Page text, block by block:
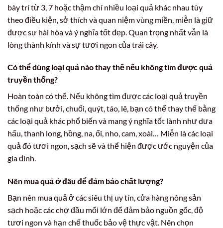
bày trí từ 3, 7 hoặc thậm chí nhiều loại quả khác nhau tùy
theo điều kiện, sở thích và quan niệm vùng miền, miễn là giữ
được sự hài hòa và ý nghĩa tốt đẹp. Quan trọng nhất vẫn là
lòng thành kính và sự tươi ngon của trái cây.
Có thể dùng loại quả nào thay thế nếu không tìm được quả
truyền thống?
Hoàn toàn có thể. Nếu không tìm được các loại quả truyền
thống như bưởi, chuối, quýt, táo, lê, bạn có thể thay thế bằng
các loại quả khác phổ biến và mang ý nghĩa tốt lành như dưa
hấu, thanh long, hồng, na, ổi, nho, cam, xoài… Miễn là các loại
quả đó tươi ngon, sạch sẽ và thể hiện được ước nguyện của
gia đình.
Nên mua quả ở đâu để đảm bảo chất lượng?
Bạn nên mua quả ở các siêu thị uy tín, cửa hàng nông sản
sạch hoặc các chợ đầu mối lớn để đảm bảo nguồn gốc, độ
tươi ngon và hạn chế thuốc bảo vệ thực vật. Nên chọn